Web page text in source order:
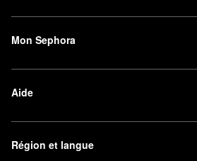
Mon Sephora
Aide
Région et langue